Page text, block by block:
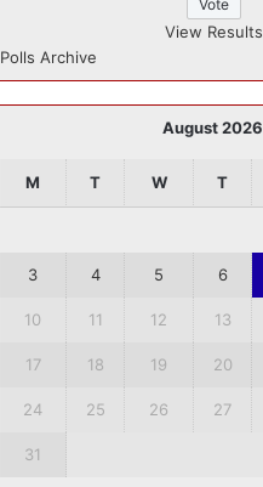
View Results
Polls Archive
August 2026
M T W T
3 4 5 6
10 11 12 13
17 18 19 20
24 25 26 27
31